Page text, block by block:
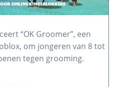
“OK Groomer”, een
om jongeren van 8 tot
tegen grooming.